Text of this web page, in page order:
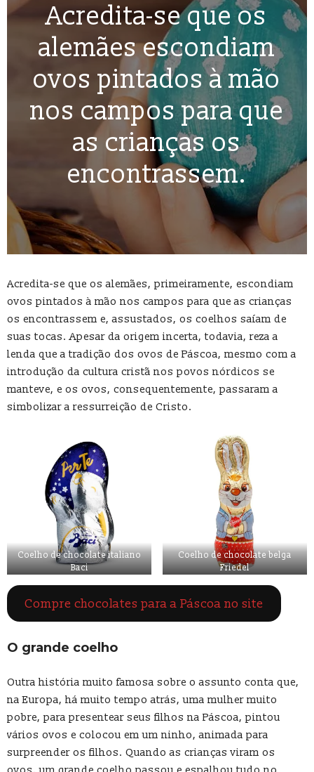
Acredita-se que os
alemães escondiam
ovos pintados à mão
nos campos para que
as crianças os
encontrassem.
Acredita-se que os alemães, primeiramente, escondiam
ovos pintados à mão nos campos para que as crianças
os encontrassem e, assustados, os coelhos saíam de
suas tocas. Apesar da origem incerta, todavia, reza a
lenda que a tradição dos ovos de Páscoa, mesmo com a
introdução da cultura cristã nos povos nórdicos se
manteve, e os ovos, consequentemente, passaram a
simbolizar a ressurreição de Cristo.
Coelho de chocolate italiano
Baci
Coelho de chocolate belga
Friedel
Compre chocolates para a Páscoa no site
O grande coelho
Outra história muito famosa sobre o assunto conta que,
na Europa, há muito tempo atrás, uma mulher muito
pobre, para presentear seus filhos na Páscoa, pintou
vários ovos e colocou em um ninho, animada para
surpreender os filhos. Quando as crianças viram os